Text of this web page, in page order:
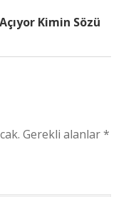
Kimin Sözü
Gerekli alanlar*